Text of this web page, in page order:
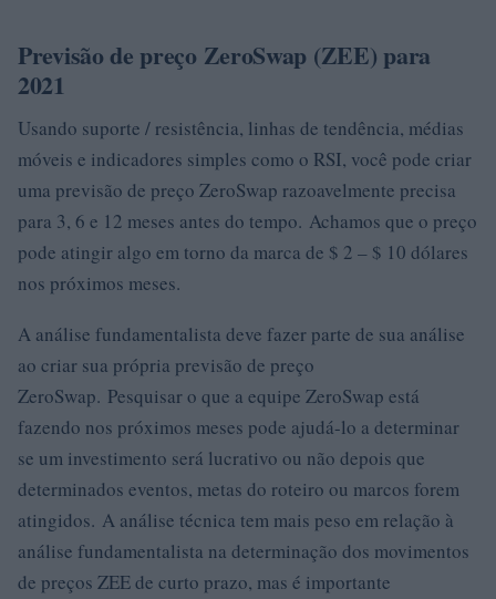
Previsão de preço ZeroSwap (ZEE) para
2021
Usando suporte / resistência, linhas de tendência, médias
móveis e indicadores simples como o RSI, você pode criar
uma previsão de preço ZeroSwap razoavelmente precisa
para 3, 6 e 12 meses antes do tempo. Achamos que o preço
pode atingir algo em torno da marca de $ 2 – $ 10 dólares
nos próximos meses.
A análise fundamentalista deve fazer parte de sua análise
ao criar sua própria previsão de preço
ZeroSwap. Pesquisar o que a equipe ZeroSwap está
fazendo nos próximos meses pode ajudá-lo a determinar
se um investimento será lucrativo ou não depois que
determinados eventos, metas do roteiro ou marcos forem
atingidos. A análise técnica tem mais peso em relação à
análise fundamentalista na determinação dos movimentos
de preços ZEE de curto prazo, mas é importante